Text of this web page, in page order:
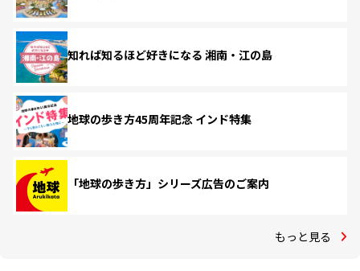
知れば知るほど好きになる 湘南・江の島
地球の歩き方45周年記念 インド特集
「地球の歩き方」シリーズ広告のご案内
もっと見る